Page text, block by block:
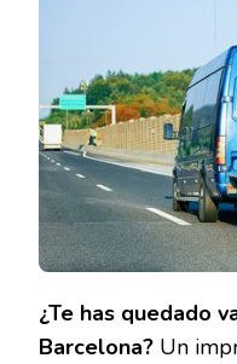
EN
24/7
¿Te has quedado
Barcelona? Un